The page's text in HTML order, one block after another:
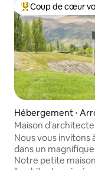
Coups de cœur
Coup de cœur
Hébergement ⋅
tion
Maison
Nous vous invitons
dans un
Notre petite